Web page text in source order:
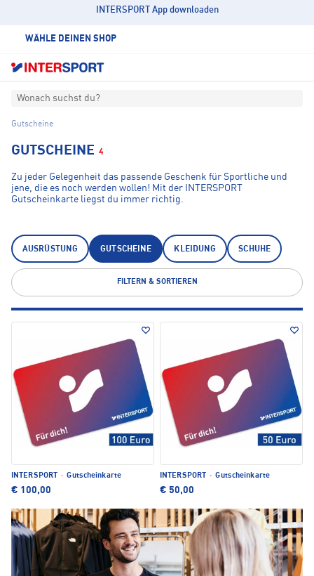
INTERSPORT App downloaden
WÄHLE DEINEN SHOP
Wonach suchst du?
Gutscheine
GUTSCHEINE 4
Zu jeder Gelegenheit das passende Geschenk für Sportliche und
jene, die es noch werden wollen! Mit der INTERSPORT
Gutscheinkarte liegst du immer richtig.
AUSRÜSTUNG GUTSCHEINE KLEIDUNG SCHUHE
FILTERN & SORTIEREN
INTERSPORT · Gutscheinkarte
€ 100,00
INTERSPORT · Gutscheinkarte
€ 50,00